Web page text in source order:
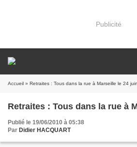
Publicité
Accueil » Retraites : Tous dans la rue à Marseille le 24 juin
Retraites : Tous dans la rue à
Publié le 19/06/2010 à 05:38
Par Didier HACQUART